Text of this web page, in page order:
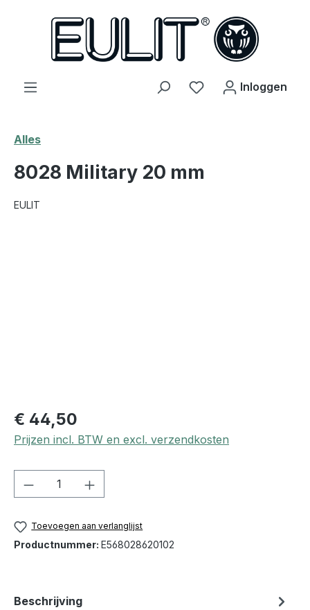
Je hebt 0 items op
Inloggen
Alles
8028 Military 20 mm
EULIT
€ 44,50
Prijzen incl. BTW en excl. verzendkosten
Producthoeveelheid: Voer de
Toevoegen aan verlanglijst
Productnummer: E568028620102
Beschrijving